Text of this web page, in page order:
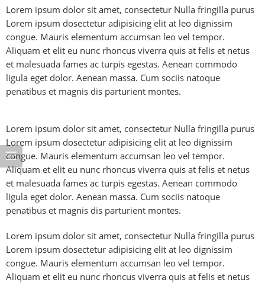
Lorem ipsum dolor sit amet, consectetur Nulla fringilla purus
Lorem ipsum dosectetur adipisicing elit at leo dignissim
congue. Mauris elementum accumsan leo vel tempor.
Aliquam et elit eu nunc rhoncus viverra quis at felis et netus
et malesuada fames ac turpis egestas. Aenean commodo
ligula eget dolor. Aenean massa. Cum sociis natoque
penatibus et magnis dis parturient montes.
Lorem ipsum dolor sit amet, consectetur Nulla fringilla purus
Lorem ipsum dosectetur adipisicing elit at leo dignissim
congue. Mauris elementum accumsan leo vel tempor.
Aliquam et elit eu nunc rhoncus viverra quis at felis et netus
et malesuada fames ac turpis egestas. Aenean commodo
ligula eget dolor. Aenean massa. Cum sociis natoque
penatibus et magnis dis parturient montes.
Lorem ipsum dolor sit amet, consectetur Nulla fringilla purus
Lorem ipsum dosectetur adipisicing elit at leo dignissim
congue. Mauris elementum accumsan leo vel tempor.
Aliquam et elit eu nunc rhoncus viverra quis at felis et netus